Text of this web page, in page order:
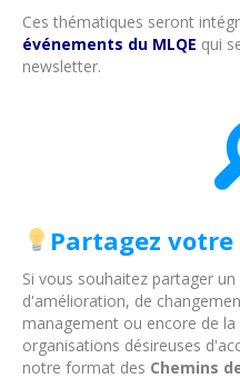
Ces thématiques seront
événements du MLQE qui
newsletter.
Partagez
Si vous souhaitez partager
d'amélioration, de
management ou encore de
organisations désireuses
notre format des Chemins